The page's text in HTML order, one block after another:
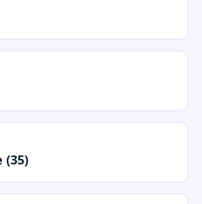
(35)